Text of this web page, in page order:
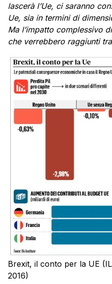
lascerà l’Ue, ci saranno
Ue, sia in termini di
Ma l’impatto complessivo
che verrebbero raggiunti
Brexit, il conto per la UE
2016)